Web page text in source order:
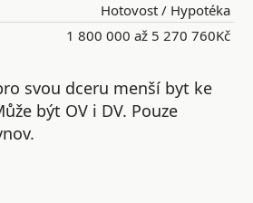
Hotovost / Hypotéka
1 800 000 až 5 270 760Kč
svou dceru menší byt ke
být OV i DV. Pouze